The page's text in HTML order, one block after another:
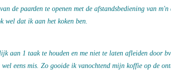
de paarden te openen met de afstandsbediening van
wel dat ik aan het koken ben.
aan 1 taak te houden en me niet te laten afleiden door
eens mis. Zo gooide ik vanochtend mijn koffie op de